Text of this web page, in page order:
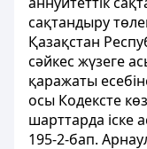
сақтандыру
Қазақстан
сәйкес жүзеге
қаражаты
осы Кодексте
шарттарда іске
195-2-бап.